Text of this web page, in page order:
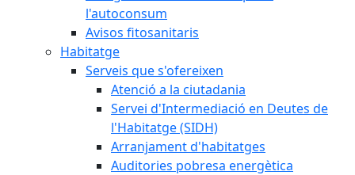
l'autoconsum
Avisos fitosanitaris
Habitatge
Serveis que s'ofereixen
Atenció a la ciutadania
Servei d'Intermediació en Deutes de
l'Habitatge (SIDH)
Arranjament d'habitatges
Auditories pobresa energètica